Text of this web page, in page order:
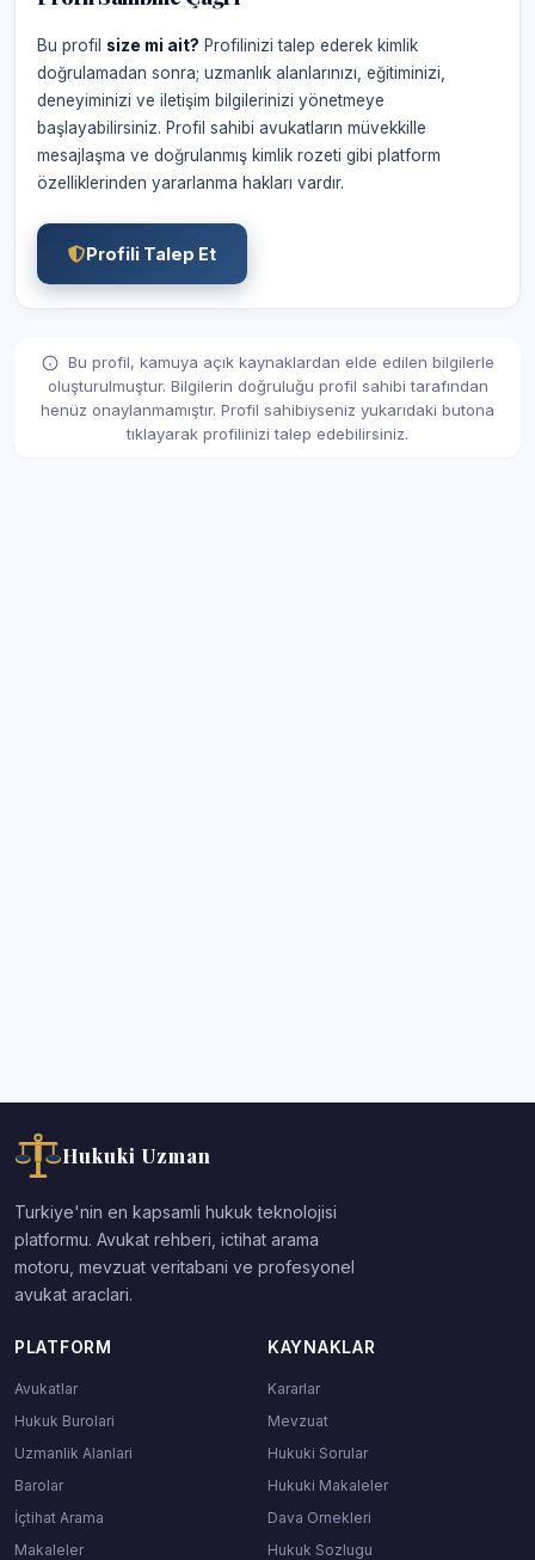
Bu profil size mi ait? Profilinizi talep ederek kimlik
doğrulamadan sonra; uzmanlık alanlarınızı, eğitiminizi,
deneyiminizi ve iletişim bilgilerinizi yönetmeye
başlayabilirsiniz. Profil sahibi avukatların müvekkille
mesajlaşma ve doğrulanmış kimlik rozeti gibi platform
özelliklerinden yararlanma hakları vardır.
Profili Talep Et
Bu profil, kamuya açık kaynaklardan elde edilen bilgilerle
oluşturulmuştur. Bilgilerin doğruluğu profil sahibi tarafından
henüz onaylanmamıştır. Profil sahibiyseniz yukarıdaki butona
tıklayarak profilinizi talep edebilirsiniz.
Hukuki Uzman
Turkiye'nin en kapsamli hukuk teknolojisi
platformu. Avukat rehberi, ictihat arama
motoru, mevzuat veritabani ve profesyonel
avukat araclari.
PLATFORM
Avukatlar
Hukuk Burolari
Uzmanlik Alanlari
Barolar
İçtihat Arama
Makaleler
KAYNAKLAR
Kararlar
Mevzuat
Hukuki Sorular
Hukuki Makaleler
Dava Ornekleri
Hukuk Sozlugu